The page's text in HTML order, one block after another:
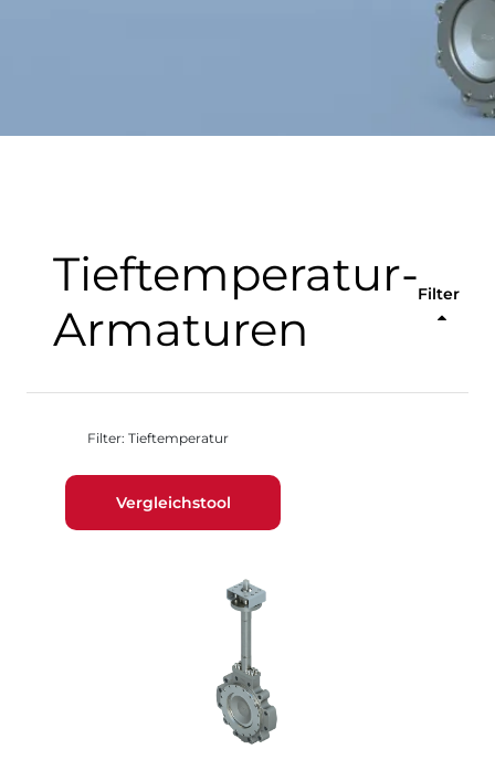
Tieftemperatur-
Armaturen
Filter
Filter: Tieftemperatur
Vergleichstool